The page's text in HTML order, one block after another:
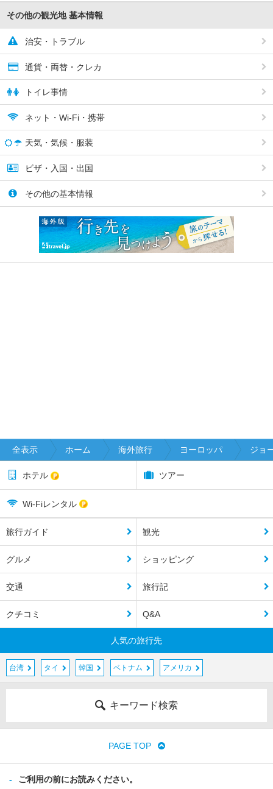
その他の観光地 基本情報
治安・トラブル
通貨・両替・クレカ
トイレ事情
ネット・Wi-Fi・携帯
天気・気候・服装
ビザ・入国・出国
その他の基本情報
全表示 ホーム 海外旅行 ヨーロッパ ジョ
ホテル ツアー
Wi-Fiレンタル
旅行ガイド 観光
グルメ ショッピング
交通 旅行記
クチコミ Q&A
人気の旅行先
台湾 タイ 韓国 ベトナム アメリカ
キーワード検索
PAGE TOP
ご利用の前にお読みください。